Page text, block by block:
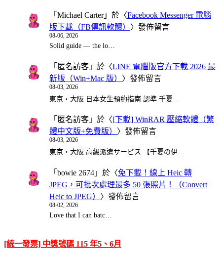
「 Michael Carter」於〈Facebook Messenger 電腦
版下載（FB傳訊軟體） 〉發佈留言
08-06, 2026
Solid guide — the lo…
「 匿名訪客 」於〈LINE 電腦版官方下載 2026 最
新版（Win+Mac 版） 〉發佈留言
08-03, 2026
東京・大阪 日本女生預約指南 認準 千夏…
「 匿名訪客 」於〈[下載] WinRAR 壓縮軟體（繁
體中文版+免費版） 〉發佈留言
08-03, 2026
東京・大阪 高級派遣サービス 【千夏の伊…
「 bowie 2674 」於〈免下載！線上 Heic 轉
JPEG，可批次處理最多 50 張照片！（Convert
Heic to JPEG） 〉發佈留言
08-02, 2026
Love that I can batc…
[統一發票] 中獎號碼 115 年5、6月